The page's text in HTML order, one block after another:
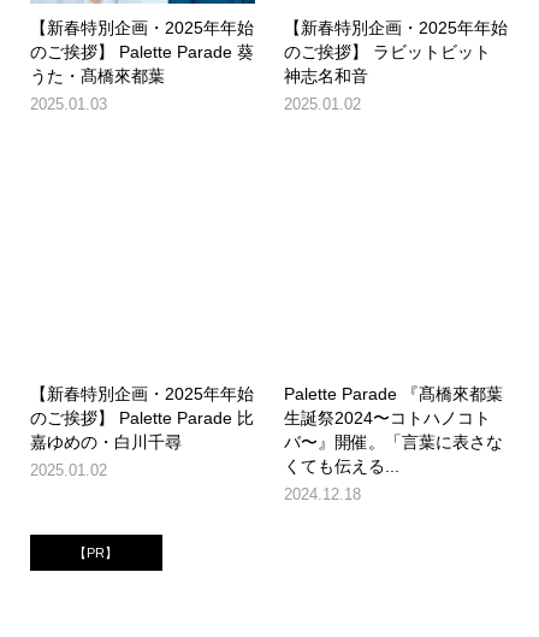
【新春特別企画・2025年年始
のご挨拶】 Palette Parade 葵
うた・髙橋來都葉
2025.01.03
【新春特別企画・2025年年始
のご挨拶】 ラビットビット
神志名和音
2025.01.02
【新春特別企画・2025年年始
のご挨拶】 Palette Parade 比
嘉ゆめの・白川千尋
2025.01.02
Palette Parade 『髙橋來都葉
生誕祭2024〜コトハノコト
バ〜』開催。「言葉に表さな
くても伝える...
2024.12.18
【PR】